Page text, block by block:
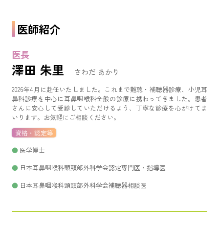
医師紹介
医長
澤田 朱里 さわだ あかり
2026年4月に赴任いたしました。これまで難聴・補聴器診療、小児耳
鼻科診療を中心に耳鼻咽喉科全般の診療に携わってきました。患者
さんに安心して受診していただけるよう、丁寧な診療を心がけてま
いります。お気軽にご相談ください。
資格・認定等
医学博士
日本耳鼻咽喉科頭頸部外科学会認定専門医・指導医
日本耳鼻咽喉科頭頸部外科学会補聴器相談医